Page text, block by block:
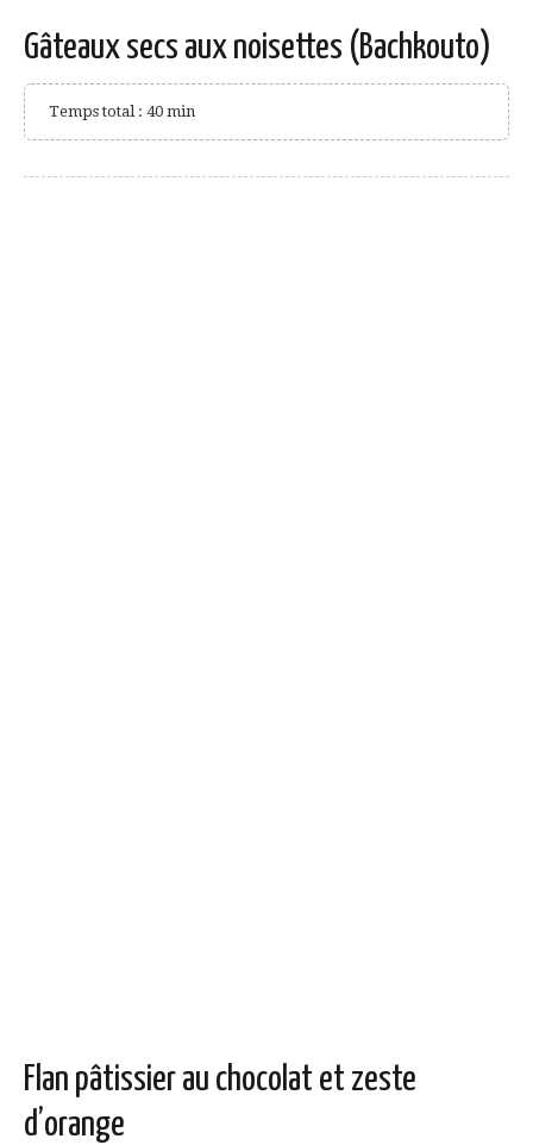
Gâteaux secs aux noisettes (Bachkouto)
Temps total : 40 min
Flan pâtissier au chocolat et zeste
d’orange